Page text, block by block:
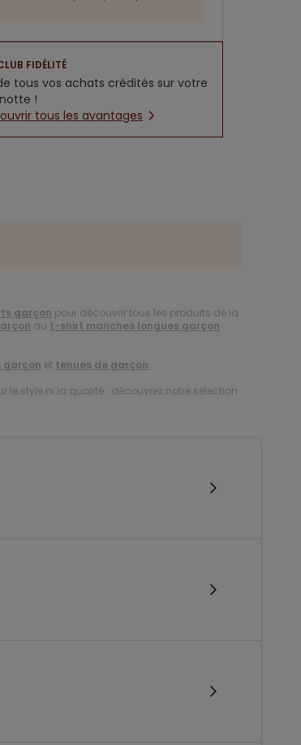
FIDÉLITÉ
tous vos achats crédités sur votre
!
tous les avantages
garçon pour découvrir tous les produits de la
au t-shirt manches longues garçon
garçon et tenues de garçon.
le style ni la qualité : découvrez notre sélection